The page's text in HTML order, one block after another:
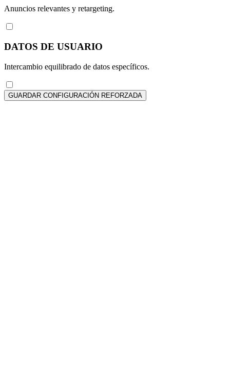
Anuncios relevantes y retargeting.
DATOS DE USUARIO
Intercambio equilibrado de datos específicos.
GUARDAR CONFIGURACIÓN REFORZADA